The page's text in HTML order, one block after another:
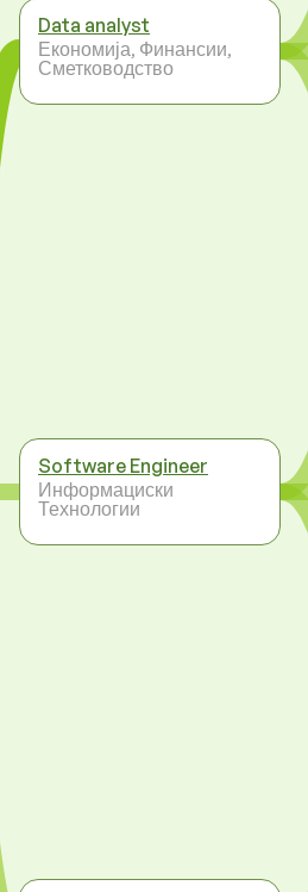
Data analyst
Економија, Финансии,
Сметководство
Software Engineer
Информациски
Технологии